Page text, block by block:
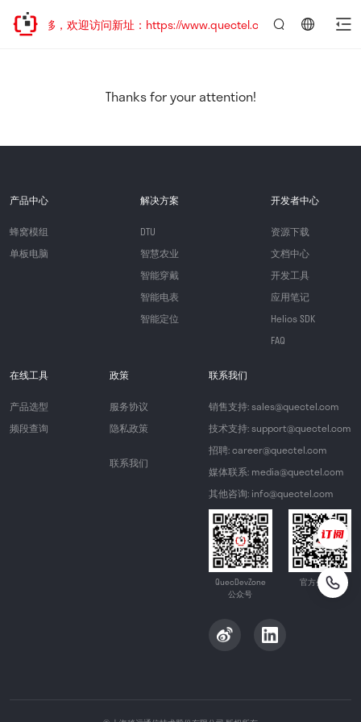
址已迁移，欢迎访问新址：https://www.quectel.com.cn
Thanks for your attention!
产品中心
蜂窝模组
单板电脑
解决方案
DTU
智慧农业
智能穿戴
智能电表
智能定位
开发者中心
资源下载
文档中心
开发工具
应用笔记
Helios SDK
FAQ
在线工具
产品选型
频段查询
政策
服务协议
隐私政策
联系我们
联系我们
销售支持: sales@quectel.com
技术支持: support@quectel.com
招聘: career@quectel.com
媒体联系: media@quectel.com
其他咨询: info@quectel.com
QuecDevZone
公众号
官方公众号